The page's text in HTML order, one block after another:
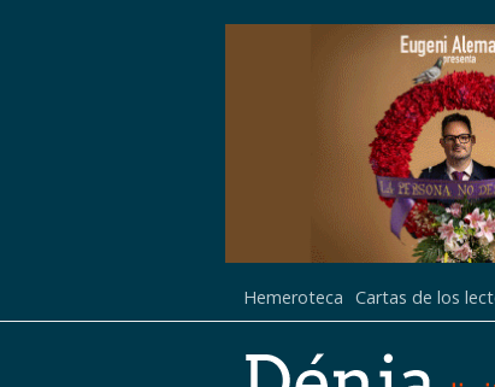
Hemeroteca Cartas de los